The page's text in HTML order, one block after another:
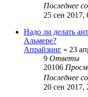
Последнее
25 сен 2017,
Надо ли делать
Альмере?
Апрайзинг » 23
9 Ответы
20106
Последнее
20 сен 2017,